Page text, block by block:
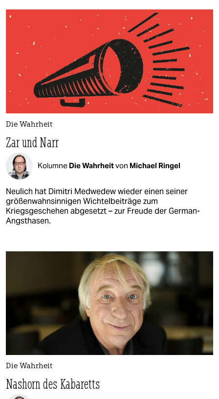
Die Wahrheit
Zar und Narr
Kolumne Die Wahrheitvon Michael Ringel
Neulich hat Dimitri Medwedew wieder einen seiner
größenwahnsinnigen Wichtelbeiträge zum
Kriegsgeschehen abgesetzt – zur Freude der German-
Angsthasen.
Die Wahrheit
Nashorn des Kabaretts